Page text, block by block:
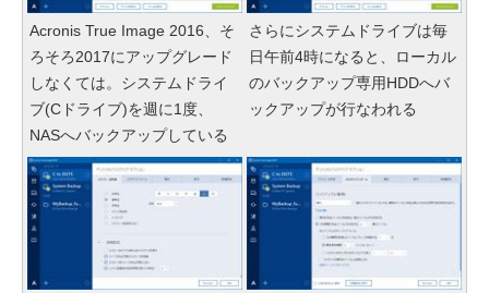
Acronis True Image 2016、そ
ろそろ2017にアップグレード
しなくては。システムドライ
ブ(Cドライブ)を週に1度、
NASへバックアップしている
さらにシステムドライブは毎
日午前4時になると、ローカル
のバックアップ専用HDDへバ
ックアップが行なわれる